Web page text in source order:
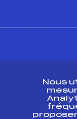
Ressources
Nous